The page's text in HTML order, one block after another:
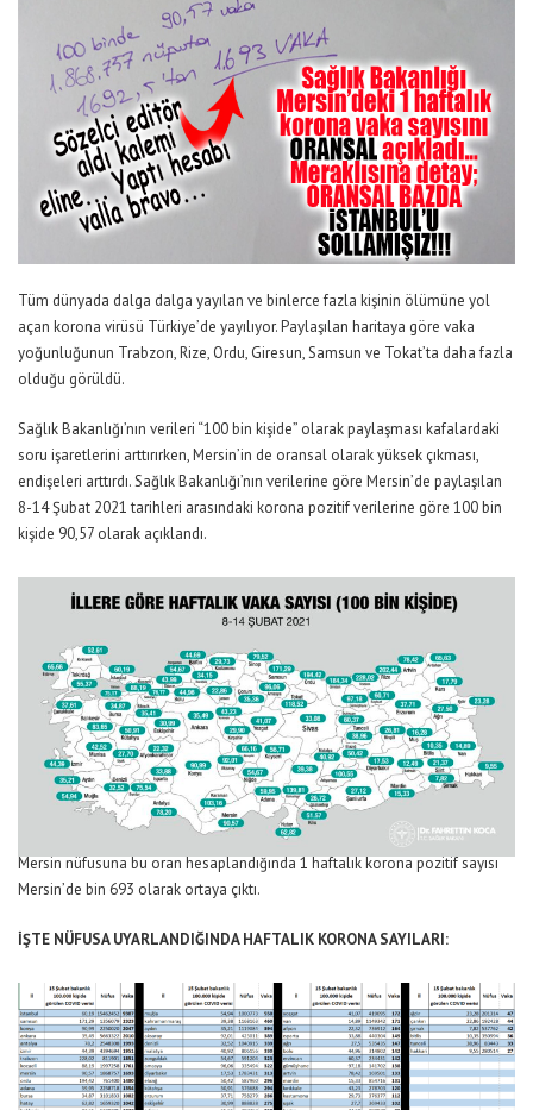
Tüm dünyada dalga dalga yayılan ve binlerce fazla kişinin ölümüne yol
açan korona virüsü Türkiye’de yayılıyor. Paylaşılan haritaya göre vaka
yoğunluğunun Trabzon, Rize, Ordu, Giresun, Samsun ve Tokat’ta daha fazla
olduğu görüldü.
Sağlık Bakanlığı’nın verileri “100 bin kişide” olarak paylaşması kafalardaki
soru işaretlerini arttırırken, Mersin’in de oransal olarak yüksek çıkması,
endişeleri arttırdı. Sağlık Bakanlığı’nın verilerine göre Mersin’de paylaşılan
8-14 Şubat 2021 tarihleri arasındaki korona pozitif verilerine göre 100 bin
kişide 90,57 olarak açıklandı.
Mersin nüfusuna bu oran hesaplandığında 1 haftalık korona pozitif sayısı
Mersin’de bin 693 olarak ortaya çıktı.
İŞTE NÜFUSA UYARLANDIĞINDA HAFTALIK KORONA SAYILARI: